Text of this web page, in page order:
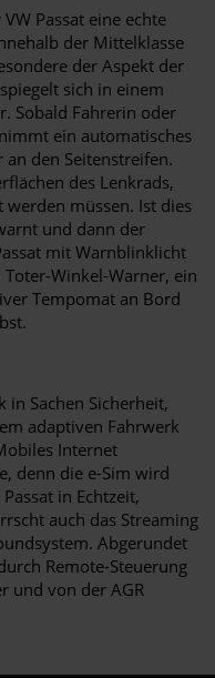
Passat eine echte
der Mittelklasse
der Aspekt der
sich in einem
Sobald Fahrerin oder
ein automatisches
an den Seitenstreifen.
des Lenkrads,
müssen. Ist dies
und dann der
mit Warnblinklicht
Winkel-Warner, ein
Tempomat an Bord
in Sachen Sicherheit,
adaptiven Fahrwerk
Internet
denn die e-Sim wird
in Echtzeit,
auch das Streaming
Abgerundet
Remote-Steuerung
und von der AGR